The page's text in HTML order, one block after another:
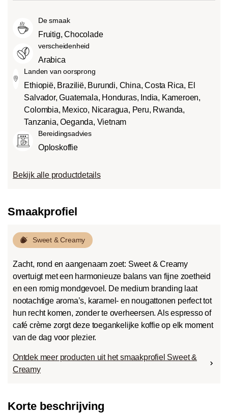
light roasts, met een evenwichtige
smaak en volle body.
Dark roast (French-/Italian):
Chocoladezoete body met uitgesproken
geroosterde smaken en bitterheid met
een lage zuurgraad.
soort boon, de hoogte van de teelt, de
herkomst en vooral het brandproces.
De smaak
Fruitig, Chocolade
verscheidenheid
Arabica
Landen van oorsprong
Ethiopië, Brazilië, Burundi, China, Costa Rica, El
Salvador, Guatemala, Honduras, India, Kameroen,
Colombia, Mexico, Nicaragua, Peru, Rwanda,
Tanzania, Oeganda, Vietnam
Bereidingsadvies
Oploskoffie
Bekijk alle productdetails
Smaakprofiel
Sweet & Creamy
Zacht, rond en aangenaam zoet: Sweet & Creamy
overtuigt met een harmonieuze balans van fijne zoetheid
en een romig mondgevoel. De medium branding laat
nootachtige aroma’s, karamel- en nougattonen perfect tot
hun recht komen, zonder te overheersen. Als espresso of
café crème zorgt deze toegankelijke koffie op elk moment
van de dag voor plezier.
Ontdek meer producten uit het smaakprofiel Sweet &
Creamy
Korte beschrijving